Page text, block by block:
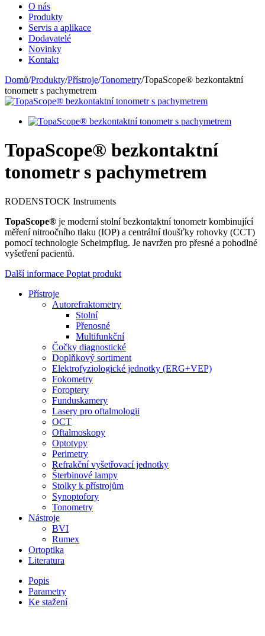
O nás
Produkty
Servis a aplikace
Dodavatelé
Novinky
Kontakt
Domů/Produkty/Přístroje/Tonometry/TopaScope® bezkontaktní
tonometr s pachymetrem
TopaScope® bezkontaktní
tonometr s pachymetrem
RODENSTOCK Instruments
TopaScope® je moderní stolní bezkontaktní tonometr kombinující
měření nitroočního tlaku (IOP) a centrální tloušťky rohovky (CCT)
pomocí technologie Scheimpflug. Je navržen pro přesné a pohodlné
vyšetření pacientů.
Další informace Poptat produkt
Přístroje
Autorefraktometry
Stolní
Přenosné
Multifunkční
Čočky diagnostické
Doplňkový sortiment
Elektrofyziologické jednotky (ERG+VEP)
Fokometry
Foroptery
Funduskamery
Lasery pro oftalmologii
OCT
Oftalmoskopy
Optotypy
Perimetry
Refrakční vyšetřovací jednotky
Šterbinové lampy
Stolky k přístrojům
Synoptofory
Tonometry
Nástroje
BVI
Rumex
Ortoptika
Literatura
Popis
Parametry
Ke stažení